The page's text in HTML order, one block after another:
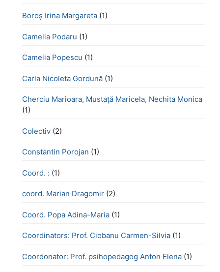
Boroş Irina Margareta (1)
Camelia Podaru (1)
Camelia Popescu (1)
Carla Nicoleta Gordună (1)
Cherciu Marioara, Mustață Maricela, Nechita Monica
(1)
Colectiv (2)
Constantin Porojan (1)
Coord. : (1)
coord. Marian Dragomir (2)
Coord. Popa Adina-Maria (1)
Coordinators: Prof. Ciobanu Carmen-Silvia (1)
Coordonator: Prof. psihopedagog Anton Elena (1)